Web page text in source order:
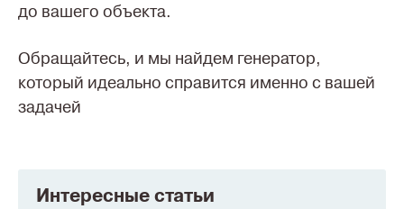
до вашего объекта.
Обращайтесь, и мы найдем генератор,
который идеально справится именно с вашей
задачей
Интересные статьи